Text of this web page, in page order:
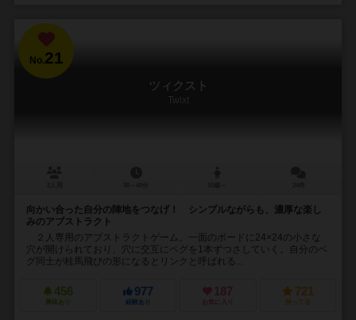
No.21
ツィクスト
Twixt
向かい合った自分の陣地をつなげ！ シンプルながらも、濃厚な楽し
みのアブストラクト
２人専用のアブストラクトゲーム。一面のボードに24×24の小さな
穴が開けられており、穴に交互にペグを1本ずつさしていく。自分のペ
グ同士が桂馬飛びの形になるとリンクと呼ばれる...
456
興味あり
977
経験あり
187
お気に入り
721
持ってる